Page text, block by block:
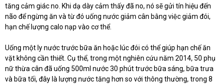
tăng cảm giác no. Khi dạ dày cảm thấy đã no, nó sẽ gửi tín hiệu đến
não để ngừng ăn và từ đó uống nước giảm cân bằng việc giảm đói,
hạn chế lượng calo nạp vào cơ thể.
Uống một ly nước trước bữa ăn hoặc lúc đói có thể giúp hạn chế ăn
vặt không cần thiết. Cụ thể, trong một nghiên cứu năm 2014, 50 phụ
nữ thừa cân đã uống 500ml nước 30 phút trước bữa sáng, bữa trưa
và bữa tối, đây là lượng nước tăng hơn so với thông thường, trong 8